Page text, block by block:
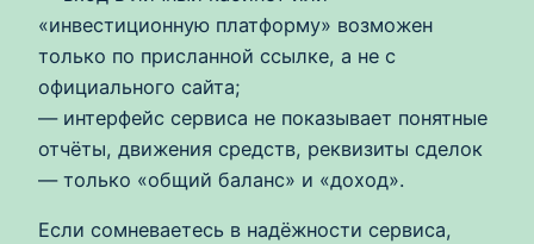
«инвестиционную платформу» возможен
только по присланной ссылке, а не с
официального сайта;
— интерфейс сервиса не показывает понятные
отчёты, движения средств, реквизиты сделок
— только «общий баланс» и «доход».
Если сомневаетесь в надёжности сервиса,